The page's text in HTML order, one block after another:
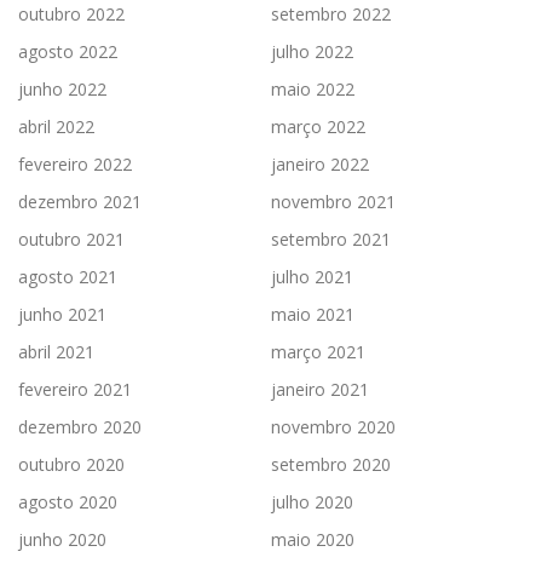
outubro 2022
setembro 2022
agosto 2022
julho 2022
junho 2022
maio 2022
abril 2022
março 2022
fevereiro 2022
janeiro 2022
dezembro 2021
novembro 2021
outubro 2021
setembro 2021
agosto 2021
julho 2021
junho 2021
maio 2021
abril 2021
março 2021
fevereiro 2021
janeiro 2021
dezembro 2020
novembro 2020
outubro 2020
setembro 2020
agosto 2020
julho 2020
junho 2020
maio 2020